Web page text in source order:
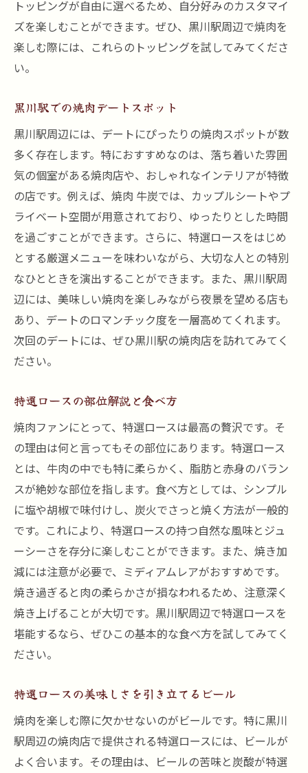
トッピングが自由に選べるため、自分好みのカスタマイ
ズを楽しむことができます。ぜひ、黒川駅周辺で焼肉を
楽しむ際には、これらのトッピングを試してみてくださ
い。
黒川駅での焼肉デートスポット
黒川駅周辺には、デートにぴったりの焼肉スポットが数
多く存在します。特におすすめなのは、落ち着いた雰囲
気の個室がある焼肉店や、おしゃれなインテリアが特徴
の店です。例えば、焼肉 牛炭では、カップルシートやプ
ライベート空間が用意されており、ゆったりとした時間
を過ごすことができます。さらに、特選ロースをはじめ
とする厳選メニューを味わいながら、大切な人との特別
なひとときを演出することができます。また、黒川駅周
辺には、美味しい焼肉を楽しみながら夜景を望める店も
あり、デートのロマンチック度を一層高めてくれます。
次回のデートには、ぜひ黒川駅の焼肉店を訪れてみてく
ださい。
特選ロースの部位解説と食べ方
焼肉ファンにとって、特選ロースは最高の贅沢です。そ
の理由は何と言ってもその部位にあります。特選ロース
とは、牛肉の中でも特に柔らかく、脂肪と赤身のバラン
スが絶妙な部位を指します。食べ方としては、シンプル
に塩や胡椒で味付けし、炭火でさっと焼く方法が一般的
です。これにより、特選ロースの持つ自然な風味とジュ
ーシーさを存分に楽しむことができます。また、焼き加
減には注意が必要で、ミディアムレアがおすすめです。
焼き過ぎると肉の柔らかさが損なわれるため、注意深く
焼き上げることが大切です。黒川駅周辺で特選ロースを
堪能するなら、ぜひこの基本的な食べ方を試してみてく
ださい。
特選ロースの美味しさを引き立てるビール
焼肉を楽しむ際に欠かせないのがビールです。特に黒川
駅周辺の焼肉店で提供される特選ロースには、ビールが
よく合います。その理由は、ビールの苦味と炭酸が特選